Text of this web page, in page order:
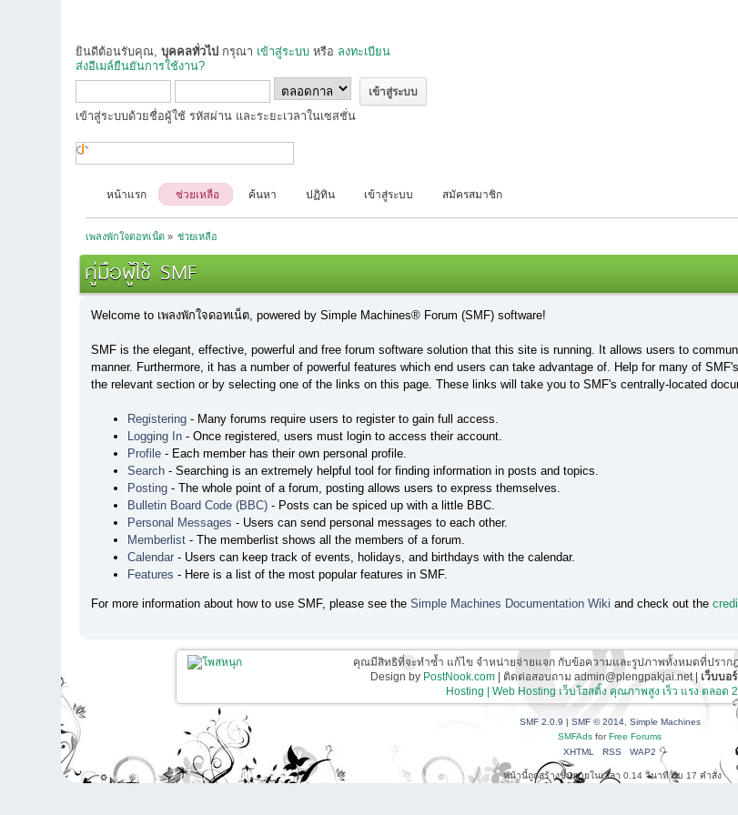
ยินดีต้อนรับคุณ,บุคคลทั่วไป กรุณา เข้าสู่ระบบ หรือ ลงทะเบียน
ส่งอีเมล์ยืนยันการใช้งาน?
เข้าสู่ระบบด้วยชื่อผู้ใช้ รหัสผ่าน และระยะเวลาในเซสชั่น
หน้าแรก ช่วยเหลือ ค้นหา ปฏิทิน เข้าสู่ระบบ สมัครสมาชิก
เพลงพักใจดอทเน็ต» ช่วยเหลือ
คู่มือผู้ใช้ SMF
Welcome to เพลงพักใจดอทเน็ต, powered by Simple Machines® Forum (SMF) software!
SMF is the elegant, effective, powerful and free forum software solution that this site is running. It allows users to
manner. Furthermore, it has a number of powerful features which end users can take advantage of. Help for many of
the relevant section or by selecting one of the links on this page. These links will take you to SMF's centrally-located
Registering - Many forums require users to register to gain full access.
Logging In - Once registered, users must login to access their account.
Profile - Each member has their own personal profile.
Search - Searching is an extremely helpful tool for finding information in posts and topics.
Posting - The whole point of a forum, posting allows users to express themselves.
Bulletin Board Code (BBC) - Posts can be spiced up with a little BBC.
Personal Messages - Users can send personal messages to each other.
Memberlist - The memberlist shows all the members of a forum.
Calendar - Users can keep track of events, holidays, and birthdays with the calendar.
Features - Here is a list of the most popular features in SMF.
For more information about how to use SMF, please see the Simple Machines Documentation Wiki and check out the
คุณมีสิทธิที่จะทำซ้ำ แก้ไข จำหน่ายจ่ายแจก กับข้อความและรูปภาพทั้งหมดที่ปราก
Design by PostNook.com | ติดต่อสอบถาม admin@plengpakjai.net | เว็บบอ
Hosting | Web Hosting เว็บโฮสติ้ง คุณภาพสูง เร็ว แรง ตลอด
SMF 2.0.9 | SMF © 2014, Simple Machines
SMFAds forFree Forums
XHTML
RSS WAP2
หน้านี้ถูกสร้างขึ้นภายในเวลา 0.14 วินาที กับ 17 คำสั่ง